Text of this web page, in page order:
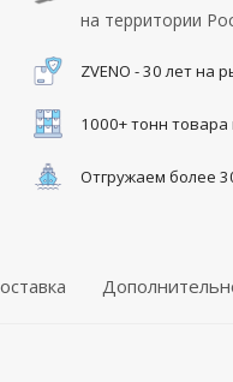
на территории
ZVENO - 30 лет на
1000+ тонн
Отгружаем более